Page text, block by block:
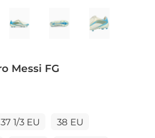
Messi FG
37 1/3 EU
38 EU